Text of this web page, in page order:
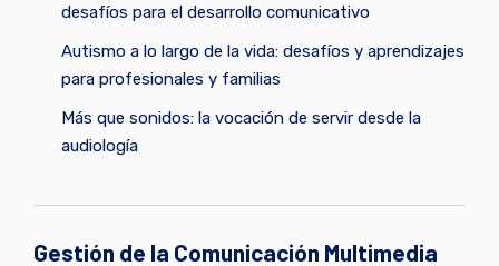
desafíos para el desarrollo comunicativo
Autismo a lo largo de la vida: desafíos y aprendizajes
para profesionales y familias
Más que sonidos: la vocación de servir desde la
audiología
Gestión de la Comunicación Multimedia